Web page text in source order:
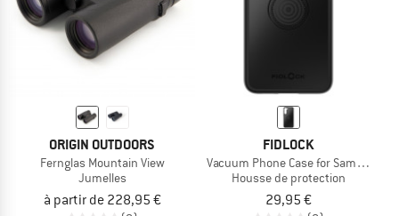
ORIGIN OUTDOORS
Fernglas Mountain View
Jumelles
à partir de 228,95 €
FIDLOCK
Vacuum Phone Case for Samsung
Housse de protection
29,95 €